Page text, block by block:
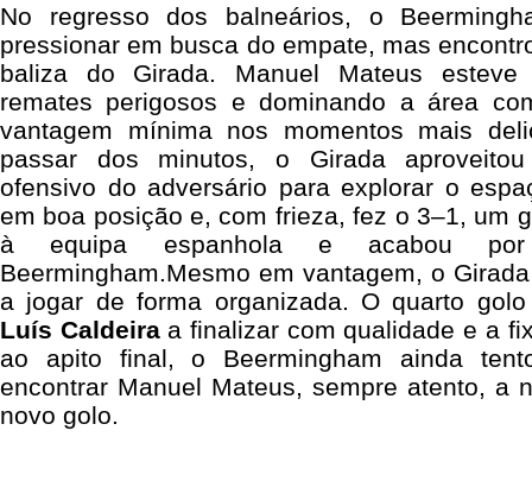
No regresso dos balneários, o
pressionar em busca do empate, mas
baliza do Girada. Manuel Mateus esteve
remates perigosos e dominando a área
vantagem mínima nos momentos mais
passar dos minutos, o Girada
ofensivo do adversário para explorar o
em boa posição e, com frieza, fez o 3–1, um
à equipa espanhola e acabou
Beermingham.Mesmo em vantagem, o
a jogar de forma organizada. O quarto
Luís Caldeiraa finalizar com qualidade e a
ao apito final, o Beermingham ainda
encontrar Manuel Mateus, sempre atento, a
novo golo.